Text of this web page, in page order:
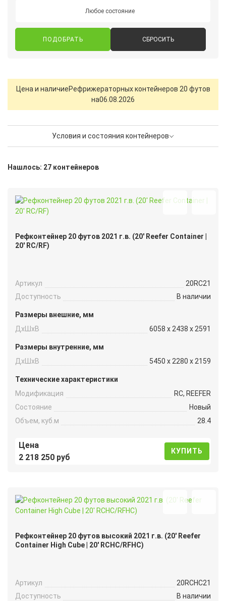
Любое состояние
СБРОСИТЬ
Цена и наличиеРефрижераторных контейнеров 20 футов
на06.08.2026
Условия и состояния контейнеров
Нашлось: 27 контейнеров
Рефконтейнер 20 футов 2021 г.в. (20′ Reefer Container |
20′ RC/RF)
Артикул
20RC21
Доступность
В наличии
Размеры внешние, мм
ДxШxВ
6058 x 2438 x 2591
Размеры внутренние, мм
ДxШxВ
5450 x 2280 x 2159
Технические характеристики
Модификация
RC, REEFER
Состояние
Новый
Объем, куб.м
28.4
Цена
2 218 250 руб
КУПИТЬ
Рефконтейнер 20 футов высокий 2021 г.в. (20′ Reefer
Container High Cube | 20′ RCHC/RFHC)
Артикул
20RCHC21
Доступность
В наличии